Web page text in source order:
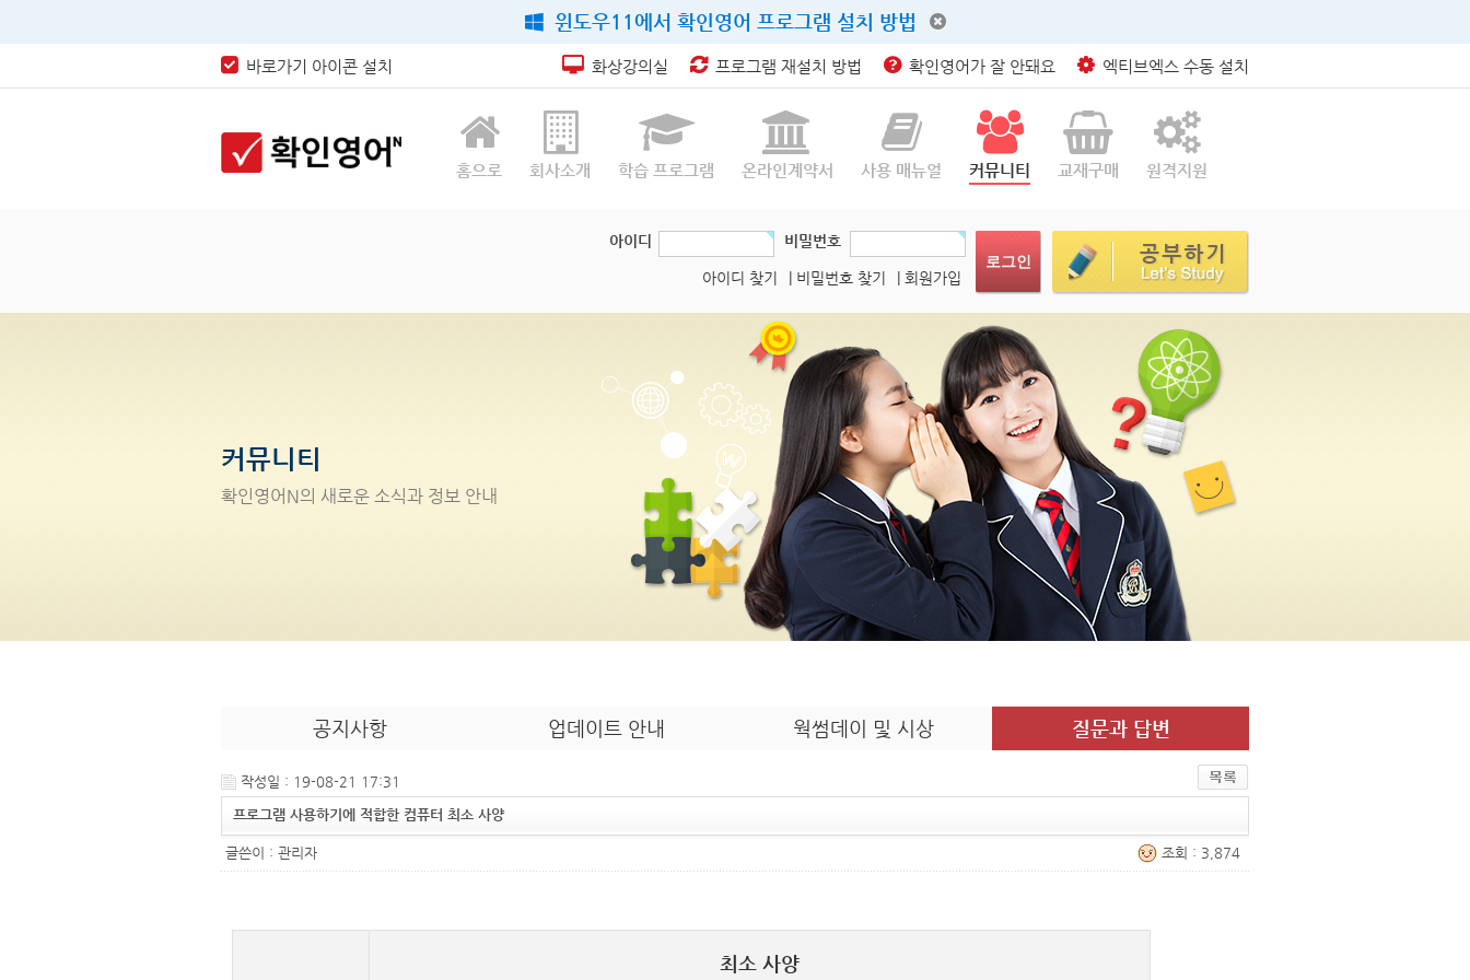
윈도우11에서 확인영어 프로그램 설치 방법
바로가기 아이콘 설치 화상강의실 프로그램 재설치 방법 확인영어가 잘 안돼요 엑티브엑스 수동 설치
홈으로 회사소개 학습 프로그램 온라인계약서 사용 매뉴얼 커뮤니티 교재구매 원격지원
아이디 비밀번호
아이디 찾기 | 비밀번호 찾기 | 회원가입
커뮤니티
확인영어 N의 새로운 소식과 정보 안내
공지사항 업데이트 안내 웍썸데이 및 시상 질문과 답변
작성일 : 19-08-21 17:31
프로그램 사용하기에 적합한 컴퓨터 최소 사양
글쓴이 : 관리자 조회 : 3,874
최소 사양